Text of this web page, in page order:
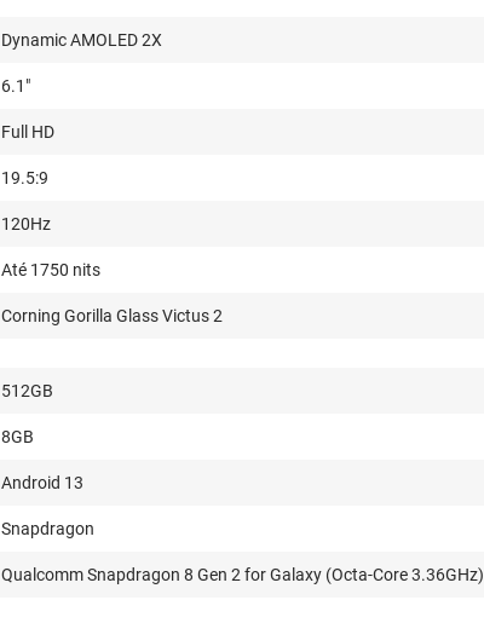
Dynamic AMOLED 2X
6.1"
Full HD
19.5:9
120Hz
Até 1750 nits
Corning Gorilla Glass Victus 2
512GB
8GB
Android 13
Snapdragon
Qualcomm Snapdragon 8 Gen 2 for Galaxy (Octa-Core 3.36GHz)